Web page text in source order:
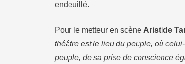
endeuillé.
Pour le metteur en scène Aristide
théâtre est le lieu du peuple, où
peuple, de sa prise de conscience